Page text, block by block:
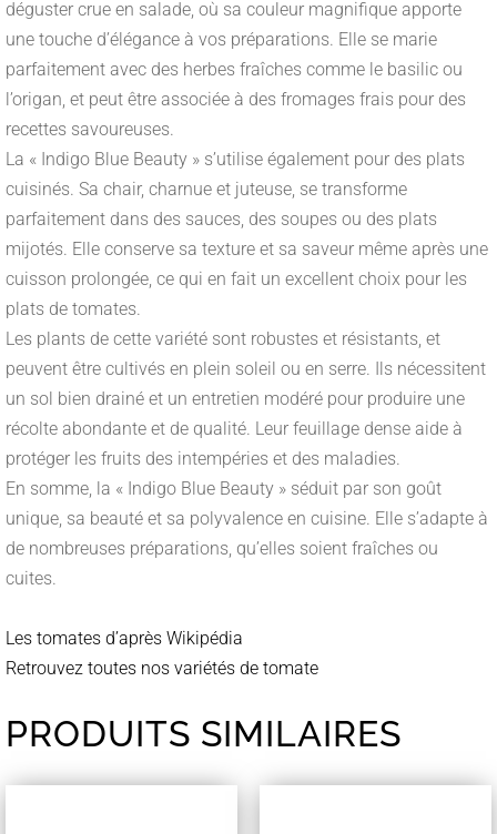
déguster crue en salade, où sa couleur magnifique apporte
une touche d’élégance à vos préparations. Elle se marie
parfaitement avec des herbes fraîches comme le basilic ou
l’origan, et peut être associée à des fromages frais pour des
recettes savoureuses.
La « Indigo Blue Beauty » s’utilise également pour des plats
cuisinés. Sa chair, charnue et juteuse, se transforme
parfaitement dans des sauces, des soupes ou des plats
mijotés. Elle conserve sa texture et sa saveur même après une
cuisson prolongée, ce qui en fait un excellent choix pour les
plats de tomates.
Les plants de cette variété sont robustes et résistants, et
peuvent être cultivés en plein soleil ou en serre. Ils nécessitent
un sol bien drainé et un entretien modéré pour produire une
récolte abondante et de qualité. Leur feuillage dense aide à
protéger les fruits des intempéries et des maladies.
En somme, la « Indigo Blue Beauty » séduit par son goût
unique, sa beauté et sa polyvalence en cuisine. Elle s’adapte à
de nombreuses préparations, qu’elles soient fraîches ou
cuites.
Les tomates d’après Wikipédia
Retrouvez toutes nos variétés de tomate
PRODUITS SIMILAIRES